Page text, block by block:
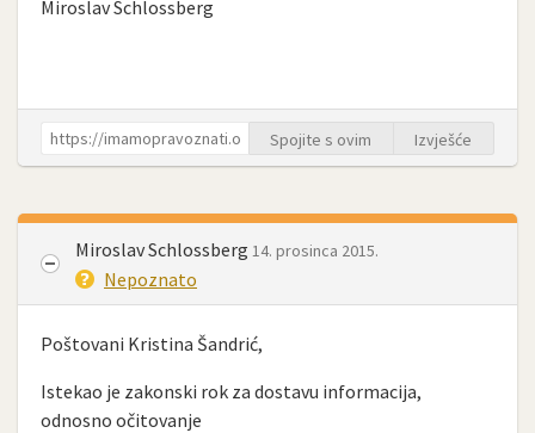
Miroslav Schlossberg
Spojite s ovim Izvješće
Miroslav Schlossberg 14. prosinca 2015.
Nepoznato
Poštovani Kristina Šandrić,
Istekao je zakonski rok za dostavu informacija,
odnosno očitovanje